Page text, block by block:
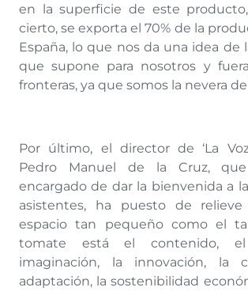
en la superficie de este
cierto, se exporta el 70% de la
España, lo que nos da una idea de
que supone para nosotros y
fronteras, ya que somos la nevera
Por último, el director de ‘La
Pedro Manuel de la Cruz,
encargado de dar la bienvenida a
asistentes, ha puesto de
espacio tan pequeño como el
tomate está el contenido,
imaginación, la innovación, la
adaptación, la sostenibilidad